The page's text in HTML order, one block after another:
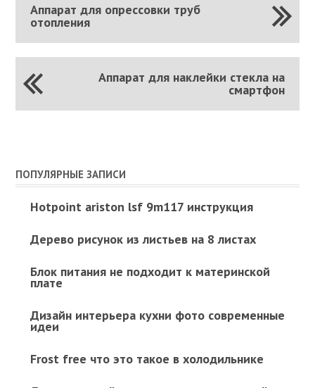
Аппарат для опрессовки труб
отопления
Аппарат для наклейки стекла на
смартфон
ПОПУЛЯРНЫЕ ЗАПИСИ
Hotpoint ariston lsf 9m117 инструкция
Дерево рисунок из листьев на 8 листах
Блок питания не подходит к материнской
плате
Дизайн интерьера кухни фото современные
идеи
Frost free что это такое в холодильнике